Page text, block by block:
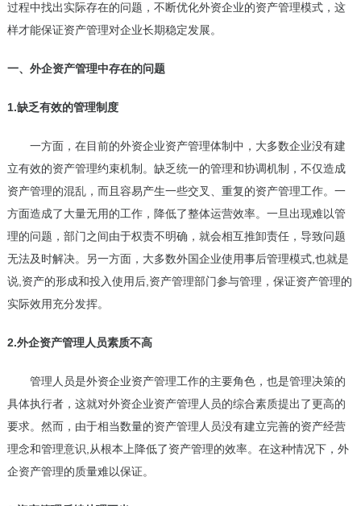
过程中找出实际存在的问题，不断优化外资企业的资产管理模式，这
样才能保证资产管理对企业长期稳定发展。
一、外企资产管理中存在的问题
1.缺乏有效的管理制度
一方面，在目前的外资企业资产管理体制中，大多数企业没有建
立有效的资产管理约束机制。缺乏统一的管理和协调机制，不仅造成
资产管理的混乱，而且容易产生一些交叉、重复的资产管理工作。一
方面造成了大量无用的工作，降低了整体运营效率。一旦出现难以管
理的问题，部门之间由于权责不明确，就会相互推卸责任，导致问题
无法及时解决。另一方面，大多数外国企业使用事后管理模式,也就是
说,资产的形成和投入使用后,资产管理部门参与管理，保证资产管理的
实际效用充分发挥。
2.外企资产管理人员素质不高
管理人员是外资企业资产管理工作的主要角色，也是管理决策的
具体执行者，这就对外资企业资产管理人员的综合素质提出了更高的
要求。然而，由于相当数量的资产管理人员没有建立完善的资产经营
理念和管理意识,从根本上降低了资产管理的效率。在这种情况下，外
企资产管理的质量难以保证。